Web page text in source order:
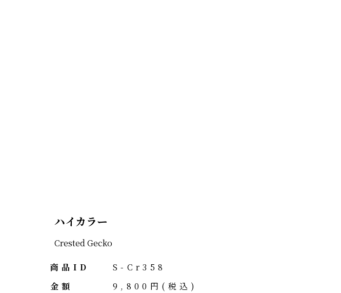
ハイカラー
Crested Gecko
商品ID
S-Cr358
金額
9,800円(税込)